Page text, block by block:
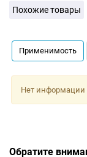
Похожие товары
Применимость
Нет
Обратите